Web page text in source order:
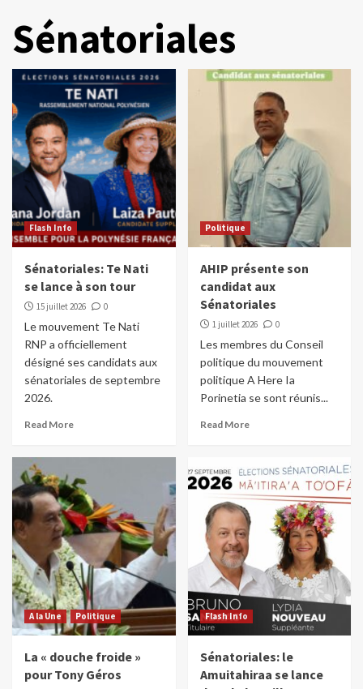
Sénatoriales
Flash Info
Sénatoriales: Te Nati
se lance à son tour
15 juillet 2026 0
Le mouvement Te Nati
RNP a officiellement
désigné ses candidats aux
sénatoriales de septembre
2026.
Read More
Politique
AHIP présente son
candidat aux
Sénatoriales
1 juillet 2026 0
Les membres du Conseil
politique du mouvement
politique A Here Ia
Porinetia se sont réunis...
Read More
A la Une Politique
La « douche froide »
pour Tony Géros
Flash Info
Sénatoriales: le
Amuitahiraa se lance